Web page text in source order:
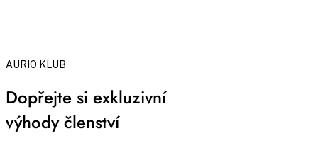
AURIO KLUB
Dopřejte si exkluzivní
výhody členství